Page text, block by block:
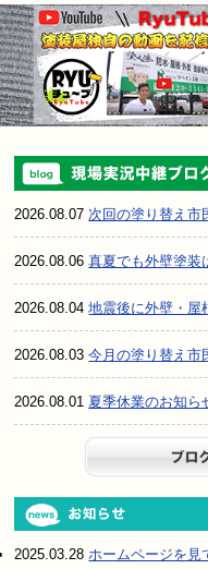
2026.08.07次回の塗り替え市
2026.08.06真夏でも外壁塗装
2026.08.04地震後に外壁・屋
2026.08.03今月の塗り替え市
2026.08.01 夏季休業のお知ら
2025.03.28ホームページを見